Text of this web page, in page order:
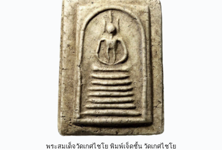
พระสมเด็จวัดเกศไชโย พิมพ์เจ็ดชั้น วัดเกศไชโย